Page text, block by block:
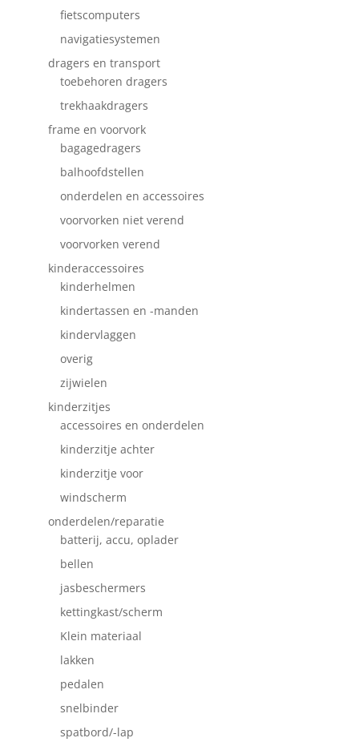
fietscomputers
navigatiesystemen
dragers en transport
toebehoren dragers
trekhaakdragers
frame en voorvork
bagagedragers
balhoofdstellen
onderdelen en accessoires
voorvorken niet verend
voorvorken verend
kinderaccessoires
kinderhelmen
kindertassen en -manden
kindervlaggen
overig
zijwielen
kinderzitjes
accessoires en onderdelen
kinderzitje achter
kinderzitje voor
windscherm
onderdelen/reparatie
batterij, accu, oplader
bellen
jasbeschermers
kettingkast/scherm
Klein materiaal
lakken
pedalen
snelbinder
spatbord/-lap